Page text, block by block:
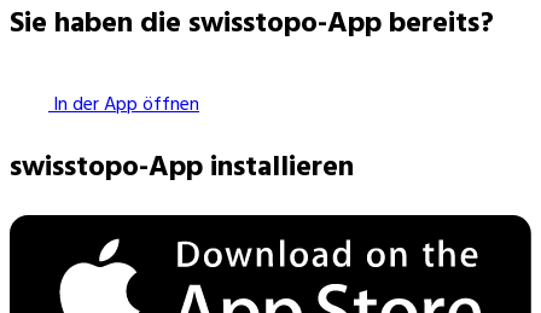
Sie haben die swisstopo-App bereits?
In der App öffnen
swisstopo-App installieren